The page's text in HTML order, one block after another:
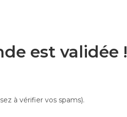
est validée !
à vérifier vos spams).